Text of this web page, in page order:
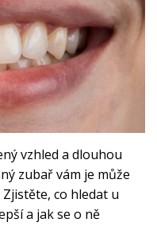
vzhled a dlouhou
zubař vám je může
co hledat u
a jak se o ně